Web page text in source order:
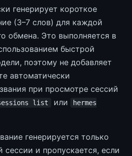
генерирует короткое
(3–7 слов) для каждой
обмена. Это выполняется в
быстрой
поэтому не добавляет
автоматически
при просмотре сессий
list или
hermes
генерируется только
и пропускается, если